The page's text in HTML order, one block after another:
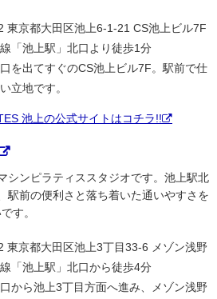
東京都大田区池上6-1-21 CS池上ビル7F
「池上駅」北口より徒歩1分
を出てすぐのCS池上ビル7F。駅前で仕
立地です。
池上の公式サイトはコチラ!!
シンピラティススタジオです。池上駅北
駅前の便利さと落ち着いた通いやすさを
す。
東京都大田区池上3丁目33-6 メゾン浅野
「池上駅」北口から徒歩4分
から池上3丁目方面へ進み、メゾン浅野